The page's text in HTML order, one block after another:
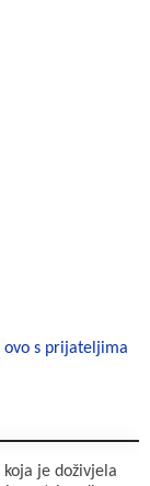
ovo s prijateljima
je doživjela